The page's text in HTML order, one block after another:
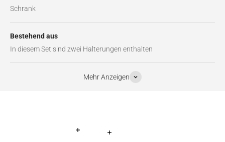
Schrank
Bestehend aus
In diesem Set sind zwei Halterungen enthalten
Mehr Anzeigen
Weiterlesen